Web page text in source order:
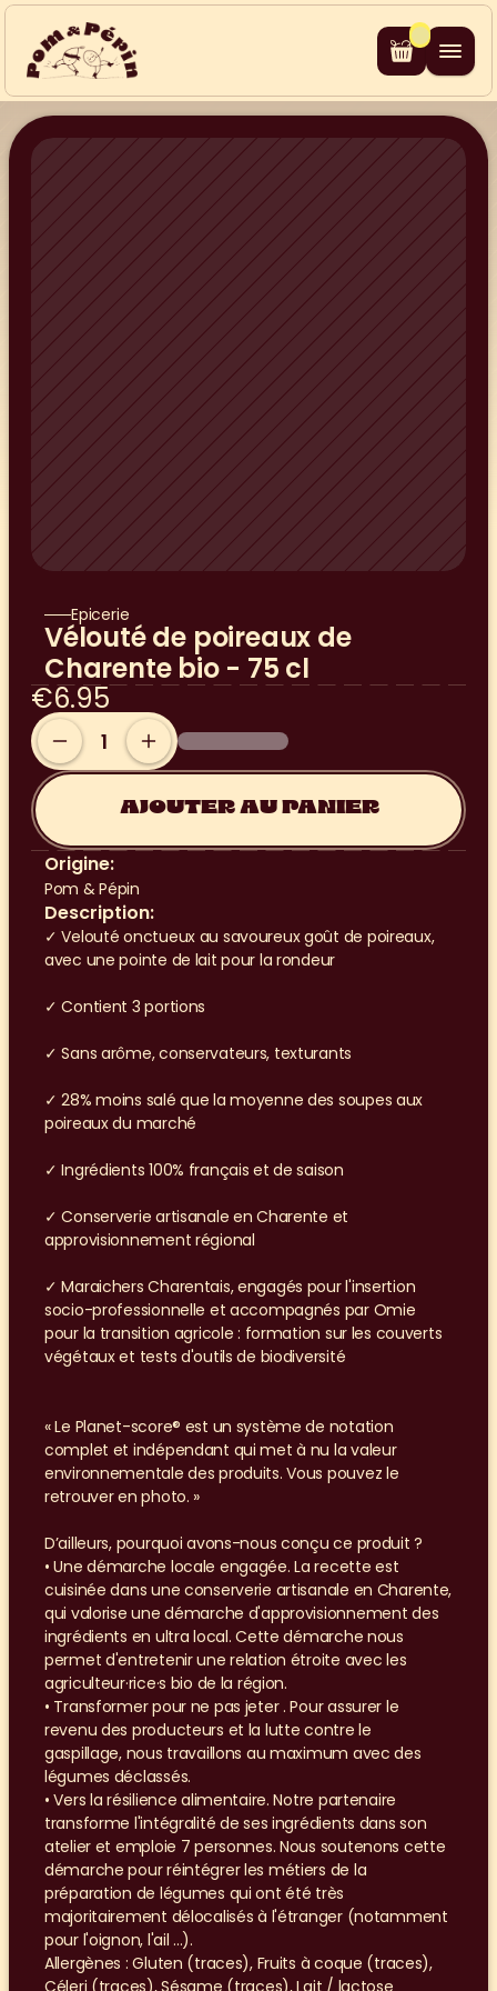
Epicerie
Vélouté de poireaux de
Charente bio - 75 cl
€6.95
AJOUTER AU PANIER
Origine:
Pom & Pépin
Description:
✓ Velouté onctueux au savoureux goût de poireaux,
avec une pointe de lait pour la rondeur
✓ Contient 3 portions
✓ Sans arôme, conservateurs, texturants
✓ 28% moins salé que la moyenne des soupes aux
poireaux du marché
✓ Ingrédients 100% français et de saison
✓ Conserverie artisanale en Charente et
approvisionnement régional
✓ Maraichers Charentais, engagés pour l'insertion
socio-professionnelle et accompagnés par Omie
pour la transition agricole : formation sur les couverts
végétaux et tests d'outils de biodiversité
« Le Planet-score® est un système de notation
complet et indépendant qui met à nu la valeur
environnementale des produits. Vous pouvez le
retrouver en photo. »
D’ailleurs, pourquoi avons-nous conçu ce produit ?
• Une démarche locale engagée. La recette est
cuisinée dans une conserverie artisanale en Charente,
qui valorise une démarche d'approvisionnement des
ingrédients en ultra local. Cette démarche nous
permet d'entretenir une relation étroite avec les
agriculteur·rice·s bio de la région.
• Transformer pour ne pas jeter . Pour assurer le
revenu des producteurs et la lutte contre le
gaspillage, nous travaillons au maximum avec des
légumes déclassés.
• Vers la résilience alimentaire. Notre partenaire
transforme l'intégralité de ses ingrédients dans son
atelier et emploie 7 personnes. Nous soutenons cette
démarche pour réintégrer les métiers de la
préparation de légumes qui ont été très
majoritairement délocalisés à l'étranger (notamment
pour l'oignon, l'ail ...).
Allergènes : Gluten (traces), Fruits à coque (traces),
Céleri (traces), Sésame (traces), Lait / lactose